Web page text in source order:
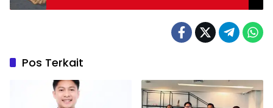
Pontianak
Pos Terkait